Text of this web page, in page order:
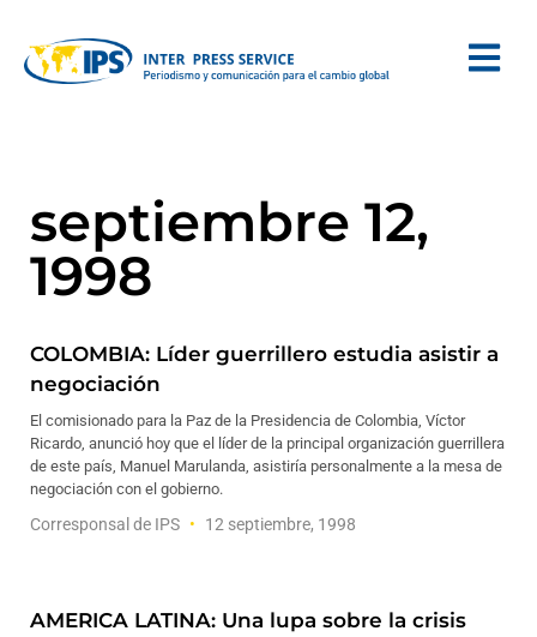
septiembre 12,
1998
COLOMBIA: Líder guerrillero estudia asistir a
negociación
El comisionado para la Paz de la Presidencia de Colombia, Víctor
Ricardo, anunció hoy que el líder de la principal organización guerrillera
de este país, Manuel Marulanda, asistiría personalmente a la mesa de
negociación con el gobierno.
Corresponsal de IPS 12 septiembre, 1998
AMERICA LATINA: Una lupa sobre la crisis